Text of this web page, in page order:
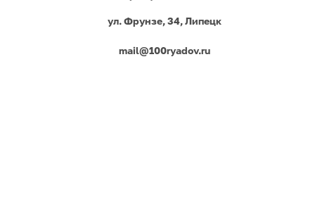
ул. Фрунзе, 34, Липецк
mail@100ryadov.ru